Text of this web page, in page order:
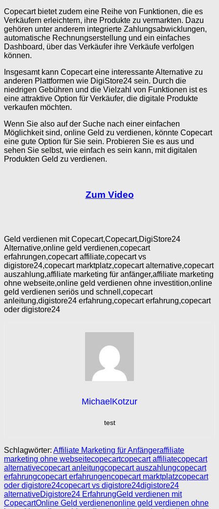
Copecart bietet zudem eine Reihe von Funktionen, die es
Verkäufern erleichtern, ihre Produkte zu vermarkten. Dazu
gehören unter anderem integrierte Zahlungsabwicklungen,
automatische Rechnungserstellung und ein einfaches
Dashboard, über das Verkäufer ihre Verkäufe verfolgen
können.
Insgesamt kann Copecart eine interessante Alternative zu
anderen Plattformen wie DigiStore24 sein. Durch die
niedrigen Gebühren und die Vielzahl von Funktionen ist es
eine attraktive Option für Verkäufer, die digitale Produkte
verkaufen möchten.
Wenn Sie also auf der Suche nach einer einfachen
Möglichkeit sind, online Geld zu verdienen, könnte Copecart
eine gute Option für Sie sein. Probieren Sie es aus und
sehen Sie selbst, wie einfach es sein kann, mit digitalen
Produkten Geld zu verdienen.
Zum Video
Geld verdienen mit Copecart,Copecart,DigiStore24
Alternative,online geld verdienen,copecart
erfahrungen,copecart affiliate,copecart vs
digistore24,copecart marktplatz,copecart alternative,copecart
auszahlung,affiliate marketing für anfänger,affiliate marketing
ohne webseite,online geld verdienen ohne investition,online
geld verdienen seriös und schnell,copecart
anleitung,digistore24 erfahrung,copecart erfahrung,copecart
oder digistore24
MichaelKotzur
test
Schlagwörter: Affiliate Marketing für Anfängeraffiliate
marketing ohne webseitecopecartcopecart affiliatecopecart
alternativecopecart anleitungcopecart auszahlungcopecart
erfahrungcopecart erfahrungencopecart marktplatzcopecart
oder digistore24copecart vs digistore24digistore24
alternativeDigistore24 ErfahrungGeld verdienen mit
CopecartOnline Geld verdienenonline geld verdienen ohne